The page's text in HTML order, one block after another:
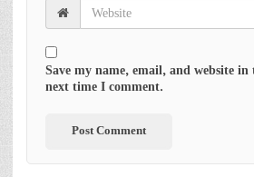
Save my name, email, and website
next time I comment.